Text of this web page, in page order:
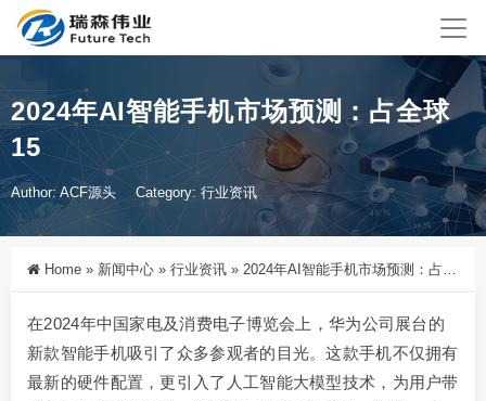
2024年AI智能手机市场预测：占全球
15
Author: ACF源头 Category: 行业资讯
Home » 新闻中心 » 行业资讯 » 2024年AI智能手机市场预测：占全球15
在2024年中国家电及消费电子博览会上，华为公司展台的
新款智能手机吸引了众多参观者的目光。这款手机不仅拥有
最新的硬件配置，更引入了人工智能大模型技术，为用户带